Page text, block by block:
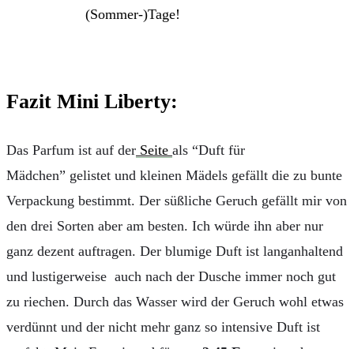
(Sommer-)Tage!
Fazit Mini Liberty:
Das Parfum ist auf der Seite als “Duft für
Mädchen” gelistet und kleinen Mädels gefällt die zu bunte
Verpackung bestimmt. Der süßliche Geruch gefällt mir von
den drei Sorten aber am besten. Ich würde ihn aber nur
ganz dezent auftragen. Der blumige Duft ist langanhaltend
und lustigerweise auch nach der Dusche immer noch gut
zu riechen. Durch das Wasser wird der Geruch wohl etwas
verdünnt und der nicht mehr ganz so intensive Duft ist